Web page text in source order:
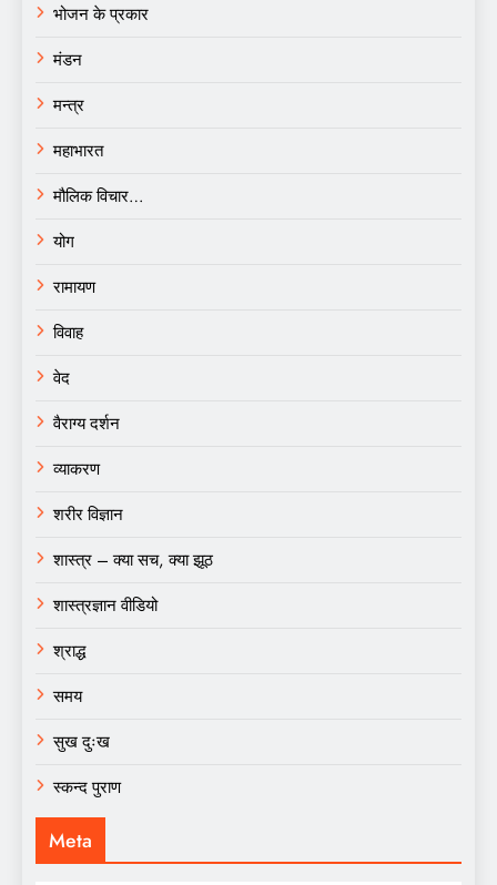
भोजन के प्रकार
मंडन
मन्त्र
महाभारत
मौलिक विचार…
योग
रामायण
विवाह
वेद
वैराग्य दर्शन
व्याकरण
शरीर विज्ञान
शास्त्र – क्या सच, क्या झूठ
शास्त्रज्ञान वीडियो
श्राद्ध
समय
सुख दुःख
स्कन्द पुराण
Meta